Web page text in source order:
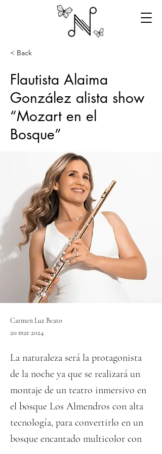
< Back
Flautista Alaima
González alista show
“Mozart en el
Bosque”
Carmen Luz Beato
20 mar 2024
La naturaleza será la protagonista
de la noche ya que se realizará un
montaje de un teatro inmersivo en
el bosque Los Almendros con alta
tecnología, para convertirlo en un
bosque encantado multicolor con